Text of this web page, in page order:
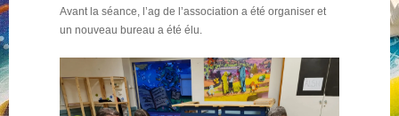
Avant la séance, l’ag de l’association a été organiser et
un nouveau bureau a été élu.